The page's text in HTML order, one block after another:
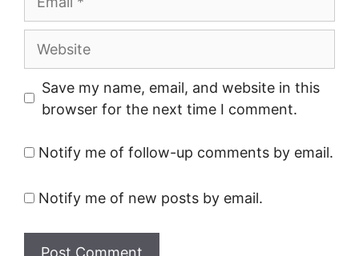
Website
Save my name, email, and website in this
browser for the next time I comment.
Notify me of follow-up comments by email.
Notify me of new posts by email.